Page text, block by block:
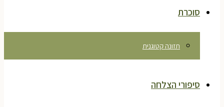
סוכרת
תזונה קטוגנית
סיפורי הצלחה